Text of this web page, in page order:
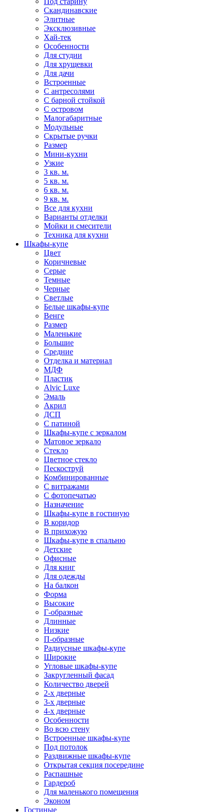
Скандинавские
Элитные
Эксклюзивные
Хай-тек
Особенности
Для студии
Для хрущевки
Для дачи
Встроенные
С антресолями
С барной стойкой
С островом
Малогабаритные
Модульные
Скрытые ручки
Размер
Мини-кухни
Узкие
3 кв. м.
5 кв. м.
6 кв. м.
9 кв. м.
Все для кухни
Варианты отделки
Мойки и смесители
Техника для кухни
Шкафы-купе
Цвет
Коричневые
Серые
Темные
Черные
Светлые
Белые шкафы-купе
Венге
Размер
Маленькие
Большие
Средние
Отделка и материал
МДФ
Пластик
Alvic Luxe
Эмаль
Акрил
ДСП
С патиной
Шкафы-купе с зеркалом
Матовое зеркало
Стекло
Цветное стекло
Пескоструй
Комбинированные
С витражами
С фотопечатью
Назначение
Шкафы-купе в гостиную
В коридор
В прихожую
Шкафы-купе в спальню
Детские
Офисные
Для книг
Для одежды
На балкон
Форма
Высокие
Г-образные
Длинные
Низкие
П-образные
Радиусные шкафы-купе
Широкие
Угловые шкафы-купе
Закругленный фасад
Количество дверей
2-х дверные
3-х дверные
4-х дверные
Особенности
Во всю стену
Встроенные шкафы-купе
Под потолок
Раздвижные шкафы-купе
Открытая секция посередине
Распашные
Гардероб
Для маленького помещения
Эконом
Гостиные